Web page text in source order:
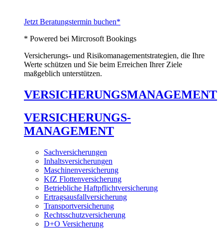
Jetzt Beratungstermin buchen*
* Powered bei Mircrosoft Bookings
Versicherungs- und Risikomanagementstrategien, die Ihre
Werte schützen und Sie beim Erreichen Ihrer Ziele
maßgeblich unterstützen.
VERSICHERUNGSMANAGEMENT
VERSICHERUNGS-
MANAGEMENT
Sachversicherungen
Inhaltsversicherungen
Maschinenversicherung
KfZ Flottenversicherung
Betriebliche Haftpflichtversicherung
Ertragsausfallversicherung
Transportversicherung
Rechtsschutzversicherung
D+O Versicherung